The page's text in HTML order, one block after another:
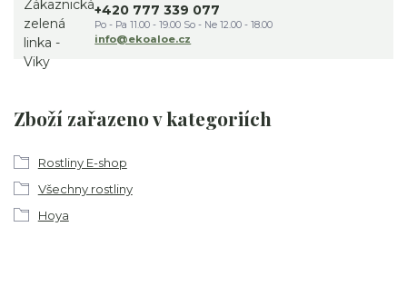
Zboží zařazeno v kategoriích
Rostliny E-shop
Všechny rostliny
Hoya
+420 777 339 077
Po - Pa 11.00 - 19.00 So - Ne 12.00 - 18.00
info@ekoaloe.cz